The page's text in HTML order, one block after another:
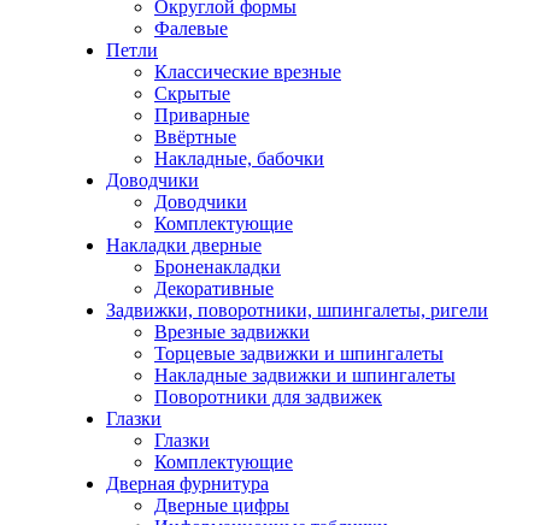
Округлой формы
Фалевые
Петли
Классические врезные
Скрытые
Приварные
Ввёртные
Накладные, бабочки
Доводчики
Доводчики
Комплектующие
Накладки дверные
Броненакладки
Декоративные
Задвижки, поворотники, шпингалеты, ригели
Врезные задвижки
Торцевые задвижки и шпингалеты
Накладные задвижки и шпингалеты
Поворотники для задвижек
Глазки
Глазки
Комплектующие
Дверная фурнитура
Дверные цифры